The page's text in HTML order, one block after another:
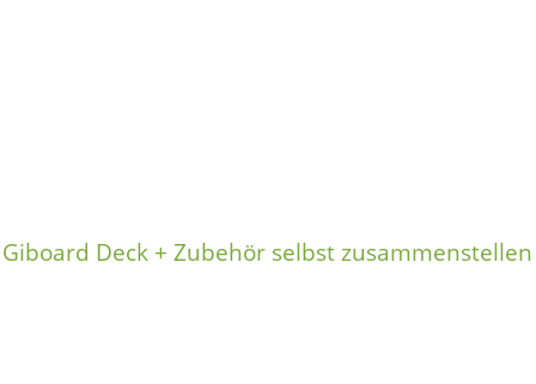
Giboard Deck + Zubehör selbst zusammenstellen